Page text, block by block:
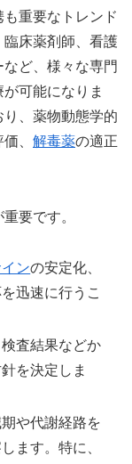
重要なトレンド
臨床薬剤師、看護
ど、様々な専門
可能になりま
、薬物動態学的
、 解毒薬の適正
要です。
ンの安定化、
迅速に行うこ
査結果などか
を決定しま
や代謝経路を
ます。特に、